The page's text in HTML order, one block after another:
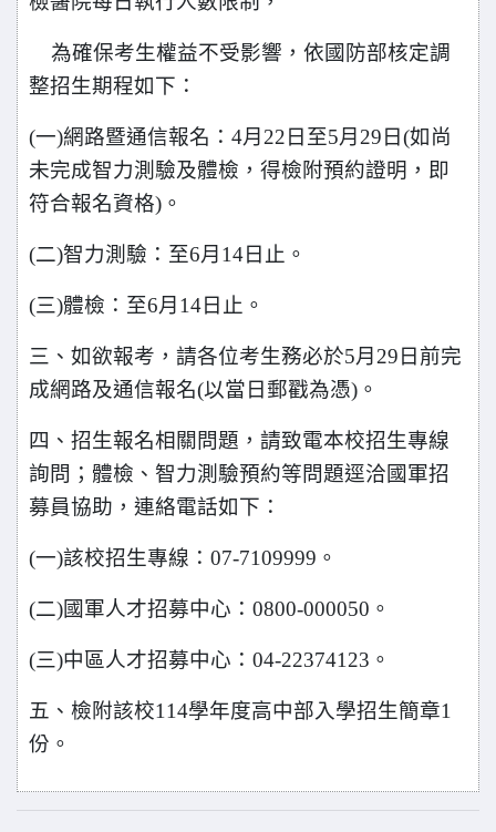
為確保考生權益不受影響，依國防部核定調
整招生期程如下：
(一)網路暨通信報名：4月22日至5月29日(如尚
未完成智力測驗及體檢，得檢附預約證明，即
符合報名資格)。
(二)智力測驗：至6月14日止。
(三)體檢：至6月14日止。
三、如欲報考，請各位考生務必於5月29日前完
成網路及通信報名(以當日郵戳為憑)。
四、招生報名相關問題，請致電本校招生專線
詢問；體檢、智力測驗預約等問題逕洽國軍招
募員協助，連絡電話如下：
(一)該校招生專線：07-7109999。
(二)國軍人才招募中心：0800-000050。
(三)中區人才招募中心：04-22374123。
五、檢附該校114學年度高中部入學招生簡章1
份。